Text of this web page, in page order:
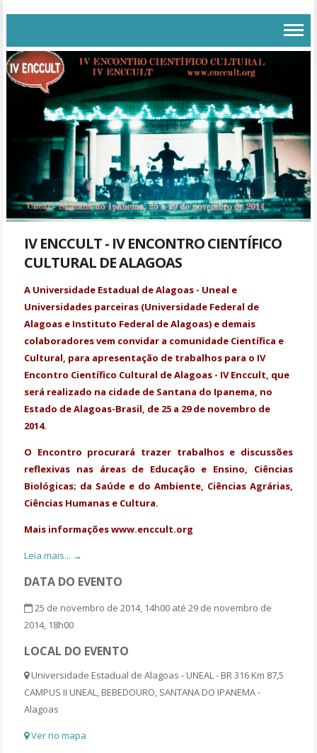
IV ENCCULT - IV ENCONTRO CIENTÍFICO
CULTURAL DE ALAGOAS
A Universidade Estadual de Alagoas - Uneal e
Universidades parceiras (Universidade Federal de
Alagoas e Instituto Federal de Alagoas) e demais
colaboradores vem convidar a comunidade Científica e
Cultural, para apresentação de trabalhos para o IV
Encontro Científico Cultural de Alagoas - IV Enccult, que
será realizado na cidade de Santana do Ipanema, no
Estado de Alagoas-Brasil, de 25 a 29 de novembro de
2014.
O Encontro procurará trazer trabalhos e discussões
reflexivas nas áreas de Educação e Ensino, Ciências
Biológicas; da Saúde e do Ambiente, Ciências Agrárias,
Ciências Humanas e Cultura.
Mais informações www.enccult.org
Leia mais... →
DATA DO EVENTO
25 de novembro de 2014, 14h00 até 29 de novembro de
2014, 18h00
LOCAL DO EVENTO
Universidade Estadual de Alagoas - UNEAL - BR 316 Km 87,5
CAMPUS II UNEAL, BEBEDOURO, SANTANA DO IPANEMA -
Alagoas
Ver no mapa